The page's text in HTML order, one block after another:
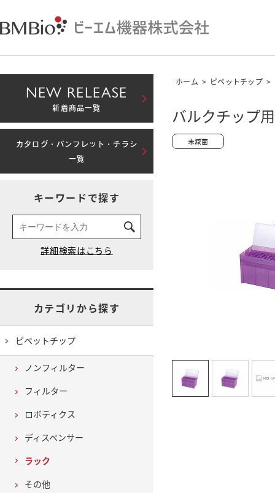
ホーム > ピペットチップ >
バルクチップ
NEW RELEASE
新着商品一覧
カタログ・パンフレット・チラシ
一覧
キーワードで探す
カテゴリから探す
ピペットチップ
ノンフィルター
フィルター
ロボティクス
ディスペンサー
ラック
その他